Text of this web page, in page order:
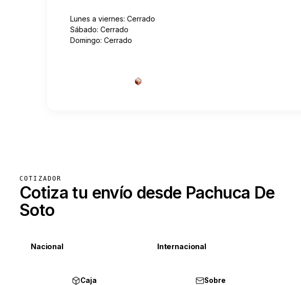
Lunes a viernes: Cerrado
Sábado: Cerrado
Domingo: Cerrado
COTIZADOR
Cotiza tu envío desde Pachuca De
Soto
Nacional Internacional
Caja Sobre